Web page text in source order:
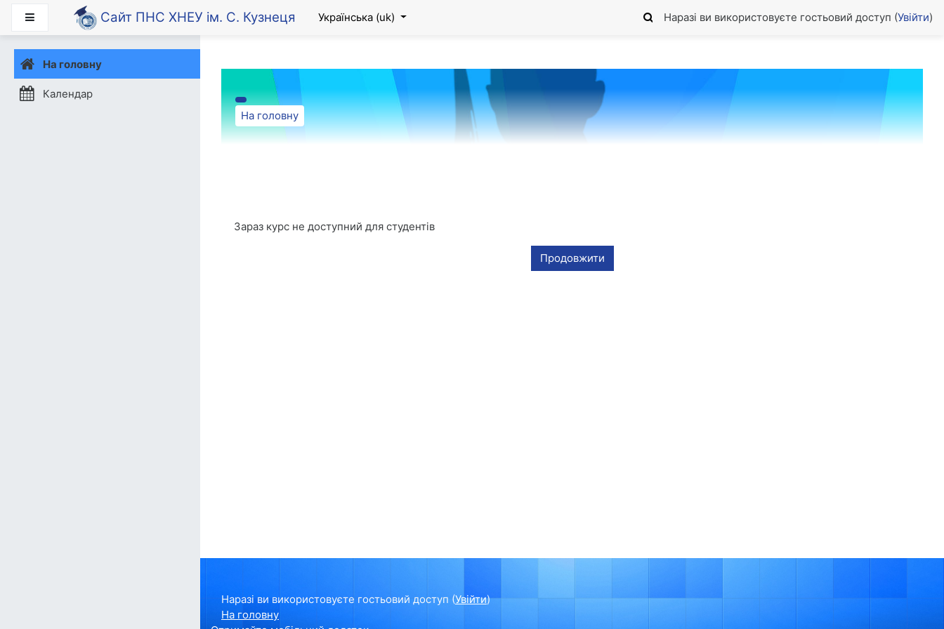
Бокова панельСайт ПНС ХНЕУ ім. С. Кузнеця Українська ‎(uk)‎ Наразі ви використовуєте гостьовий доступ (Увійти)
На головну
Зараз курс не доступний для студентів
Продовжити
На головну
Календар
Наразі ви використовуєте гостьовий доступ (Увійти)
На головну